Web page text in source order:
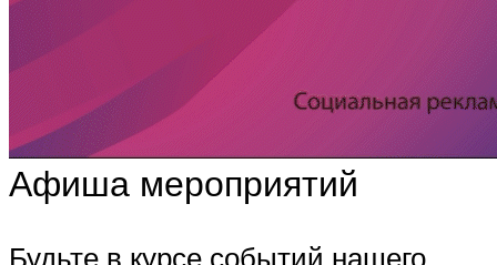
Афиша мероприятий
Будьте в курсе событий нашего